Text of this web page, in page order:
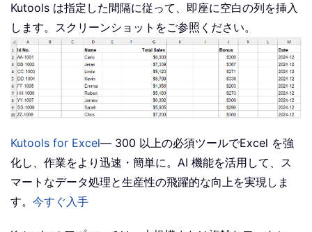
Kutools は指定した間隔に従って、即座に空白の列を挿入
します。スクリーンショットをご参照ください。
Kutools for Excel— 300 以上の必須ツールでExcel を強
化し、作業をより迅速・簡単に。AI 機能を活用して、ス
マートなデータ処理と生産性の飛躍的な向上を実現しま
す。 今すぐ入手